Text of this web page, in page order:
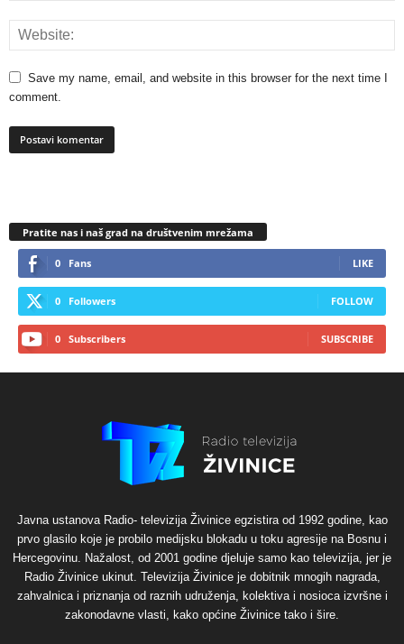
Save my name, email, and website in this browser for the next time I
comment.
Pratite nas i naš grad na društvenim mrežama
0 Fans LIKE
0 Followers FOLLOW
0 Subscribers SUBSCRIBE
Javna ustanova Radio- televizija Živinice egzistira od 1992 godine, kao
prvo glasilo koje je probilo medijsku blokadu u toku agresije na Bosnu i
Hercegovinu. Nažalost, od 2001 godine djeluje samo kao televizija, jer je
Radio Živinice ukinut. Televizija Živinice je dobitnik mnogih nagrada,
zahvalnica i priznanja od raznih udruženja, kolektiva i nosioca izvršne i
zakonodavne vlasti, kako općine Živinice tako i šire.